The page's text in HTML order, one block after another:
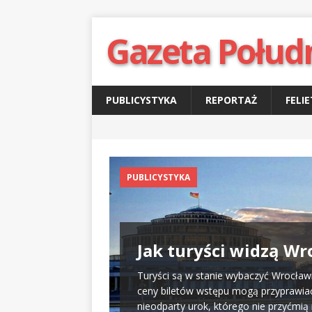
Gazeta
PUBLICYSTYKA REPORTAŻ
PUBLICYSTYKA
Jak turyści widzą
Turyści są w stanie wybaczyć
ceny biletów wstępu mogą
nieodparty urok, którego nie